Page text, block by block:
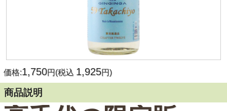
価格:1,750円(税込 1,925円)
商品説明